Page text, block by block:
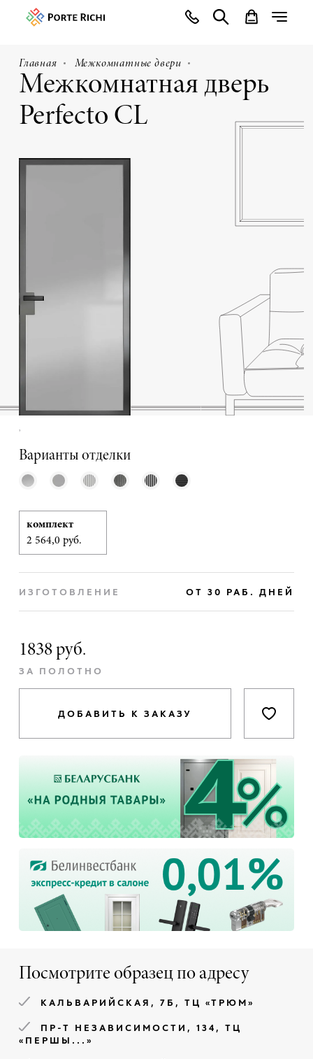
ИЗГОТОВЛЕНИЕ ОТ 30 РАБ. ДНЕЙ
1838 руб.
ЗА ПОЛОТНО
ДОБАВИТЬ К ЗАКАЗУ
Главная Межкомнатные двери
Межкомнатная дверь
Perfecto CL
,
Варианты отделки
комплект
2 564,0 руб.
Посмотрите образец по адресу
КАЛЬВАРИЙСКАЯ, 7Б, ТЦ «ТРЮМ»
ПР-Т НЕЗАВИСИМОСТИ, 134, ТЦ
«ПЕРШЫ...»